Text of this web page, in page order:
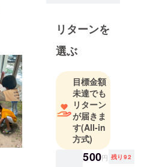
リターンを
選ぶ
目標金額
未達でも
リターン
が届きま
す(All-in
方式)
500円 残り92